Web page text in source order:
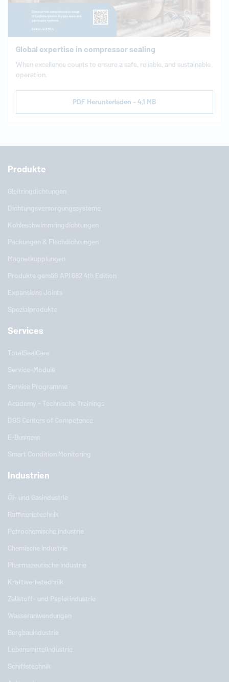
Global expertise in compressor sealing
When ex­cel­lence counts to ensure a safe, reliable, and sustainable
ope­ra­ti­on.
PDF Herunterladen - 4,1 MB
Produkte
Gleitringdichtungen
Dichtungsversorgungssysteme
Kohleschwimmringdichtungen
Packungen & Flachdichtungen
Magnetkupplungen
Produkte gemäß API 682 4th Edition
Expansions Joints
Spezialprodukte
Services
TotalSealCare
Service-Module
Service Programme
Academy - Technische Trainings
DGS Centers of Competence
E-Business
Smart Condition Monitoring
Industrien
Öl- und Gasindustrie
Raffinerietechnik
Petrochemische Industrie
Chemische Industrie
Pharmazeutische Industrie
Kraftwerkstechnik
Zellstoff- und Papierindustrie
Wasseranwendungen
Bergbauindustrie
Lebensmittelindustrie
Schiffstechnik